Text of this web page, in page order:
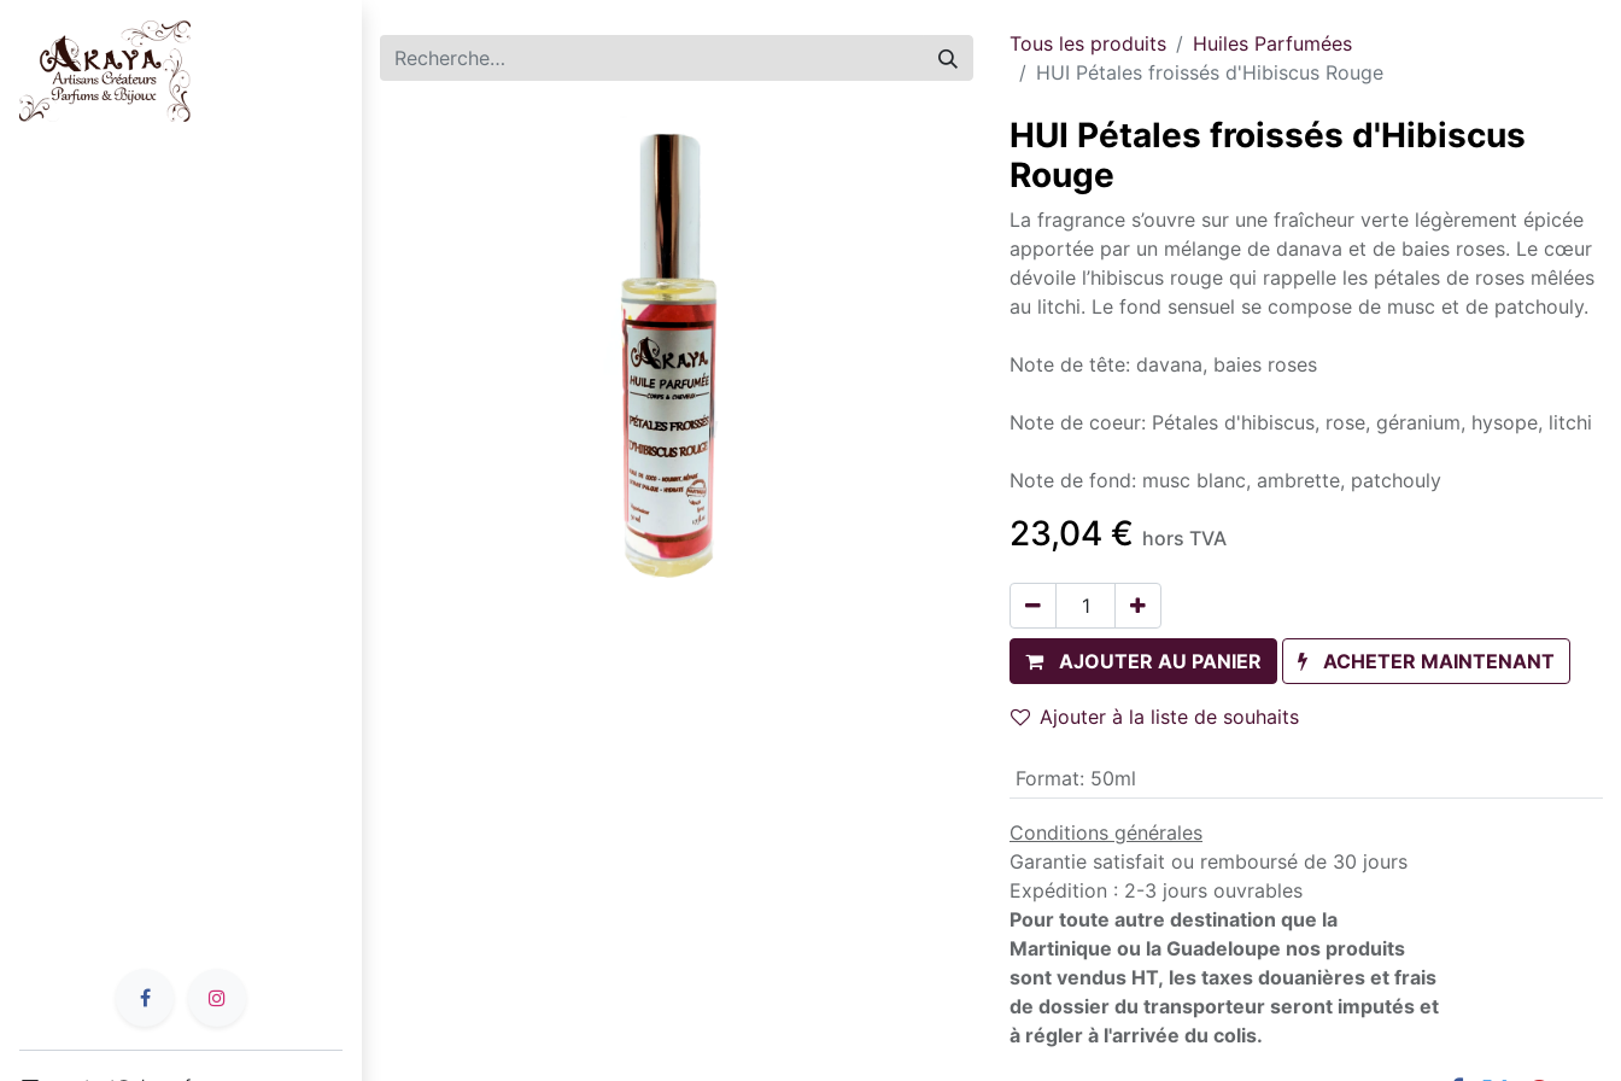
Tous les produits
Huiles Parfumées
HUI Pétales froissés d'Hibiscus Rouge
HUI Pétales froissés d'Hibiscus
Rouge
La fragrance s’ouvre sur une fraîcheur verte légèrement épicée
apportée par un mélange de danava et de baies roses. Le cœur
dévoile l’hibiscus rouge qui rappelle les pétales de roses mêlées
au litchi. Le fond sensuel se compose de musc et de patchouly.
Note de tête: davana, baies roses
Note de coeur: Pétales d'hibiscus, rose, géranium, hysope, litchi
Note de fond: musc blanc, ambrette, patchouly
23,04 € hors TVA
AJOUTER AU PANIER ACHETER MAINTENANT
Ajouter à la liste de souhaits
Format: 50ml
Conditions générales
Garantie satisfait ou remboursé de 30 jours
Expédition : 2-3 jours ouvrables
Pour toute autre destination que la
Martinique ou la Guadeloupe nos produits
sont vendus HT, les taxes douanières et frais
de dossier du transporteur seront imputés et
à régler à l'arrivée du colis.